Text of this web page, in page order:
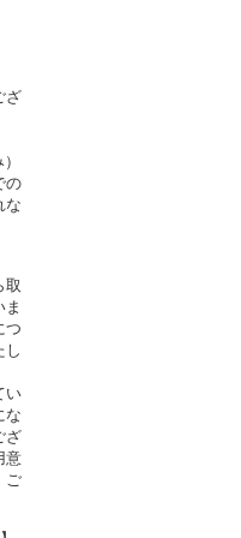
ざ
の
な
取
ま
つ
し
い
な
ざ
意
ご